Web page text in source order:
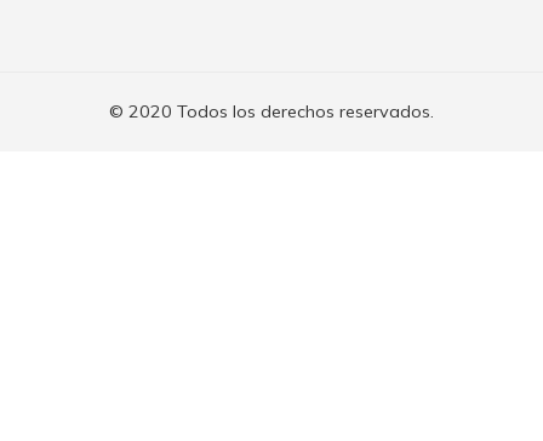
© 2020 Todos los derechos reservados.